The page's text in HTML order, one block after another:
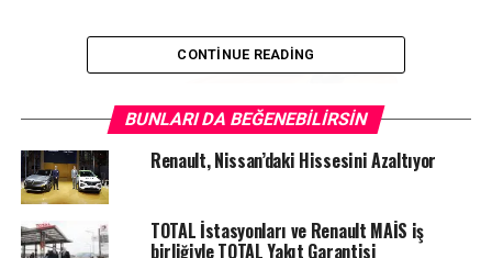
CONTINUE READING
BUNLARI DA BEĞENEBILIRSIN
Renault, Nissan’daki Hissesini Azaltıyor
TOTAL İstasyonları ve Renault MAİS iş
birliğiyle TOTAL Yakıt Garantisi